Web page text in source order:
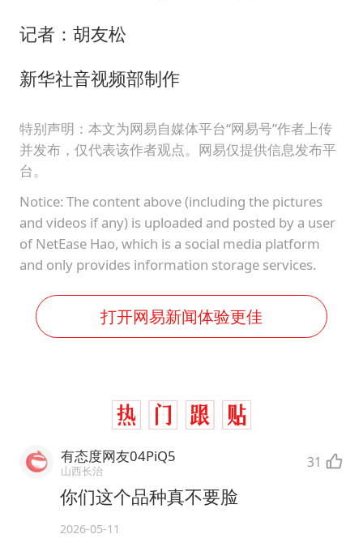
记者：胡友松
新华社音视频部制作
特别声明：本文为网易自媒体平台“网易号”作者上传
并发布，仅代表该作者观点。网易仅提供信息发布平
台。
Notice: The content above (including the pictures
and videos if any) is uploaded and posted by a user
of NetEase Hao, which is a social media platform
and only provides information storage services.
打开网易新闻体验更佳
有态度网友04PiQ5
山西长治 31
你们这个品种真不要脸
2026-05-11